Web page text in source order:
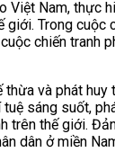
Nam,
Trong
chiến
và phát
sáng suốt,
trên thế giới.
dân ở miền